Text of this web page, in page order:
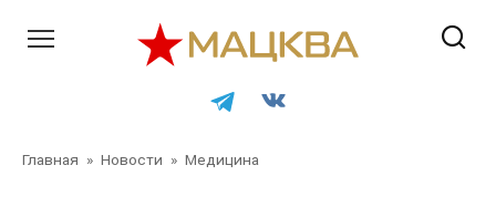
Главная » Новости » Медицина